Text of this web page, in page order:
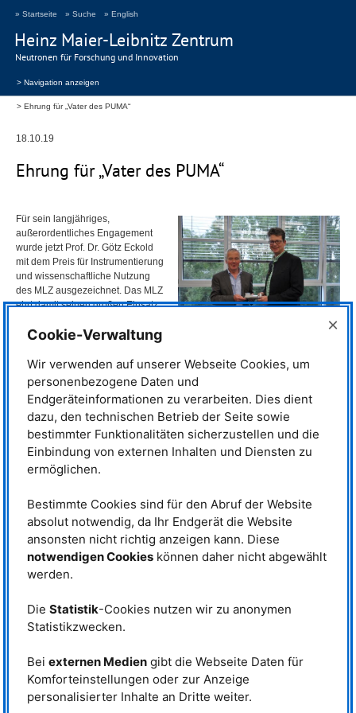
Heinz Maier-Leibnitz Zentrum
Neutronen für Forschung und Innovation
» Startseite » Suche » English
> Navigation anzeigen
Ehrung für „Vater des PUMA“
18.10.19
Ehrung für „Vater des PUMA“
symbolisch ein Modell des FRM II aus
Aluminium. © FRM II / TUM
Für sein langjähriges,
außerordentliches Engagement
wurde jetzt Prof. Dr. Götz Eckold
mit dem Preis für Instrumentierung
und wissenschaftliche Nutzung
des MLZ ausgezeichnet. Das MLZ
ehrt damit seinen großen Einsatz
insbesondere das Instrument
mit Polarisationsanalyse Und
Multi-Analysator).
Bereits vor dem Baubeginn desFRMII hatte Götz Eckold die Blaupause für
das neuartige Messinstrument in der Tasche. Beim ersten Treffen zur
Planung für die Instrumente amFRMII, im Jahr 1995, wusste der Göttinger
schon genau, was er wollte: ein Dreiachsenspektrometer, das mit
thermischen Neutronen messen kann und über die damals weit verbreitete
Bauweise hinaus neue Messmöglichkeiten eröffnet. Eine ganz ähnliche
ernannter Wissenschaftlicher Direktor des ProjektsFRMII. „Wir haben
dann schnell unsere Pläne fusioniert“, sagt Prof. Winfried Petry, der seit
eineinhalb Jahren im Ruhestand ist. Heraus gekommen ist
durch die Förderung des Bundesministeriums für Bildung und Forschung
BMBF) an derUniversität Göttingenin kurzer Bauzeit realisiert wurde und
seit Beginn des Routinebetriebs des
Wissenschaftlicher Direktor Prof.
Dr. Peter Müller-Buschbaum
Professor Götz Eckold im Rahmen
des alljährlichen Treffens der
MLZ
Universitätsgruppenleiter am 26.
September symbolisch ein
Cookie-Verwaltung ×
Wir verwenden auf unserer Webseite Cookies, um
personenbezogene Daten und
Endgeräteinformationen zu verarbeiten. Dies dient
dazu, den technischen Betrieb der Seite sowie
bestimmter Funktionalitäten sicherzustellen und die
Einbindung von externen Inhalten und Diensten zu
ermöglichen.
Bestimmte Cookies sind für den Abruf der Website
absolut notwendig, da Ihr Endgerät die Website
ansonsten nicht richtig anzeigen kann. Diese
notwendigen Cookieskönnen daher nicht abgewählt
werden.
Die Statistik-Cookies nutzen wir zu anonymen
Statistikzwecken.
Bei externen Mediengibt die Webseite Daten für
Komforteinstellungen oder zur Anzeige
personalisierter Inhalte an Dritte weiter.